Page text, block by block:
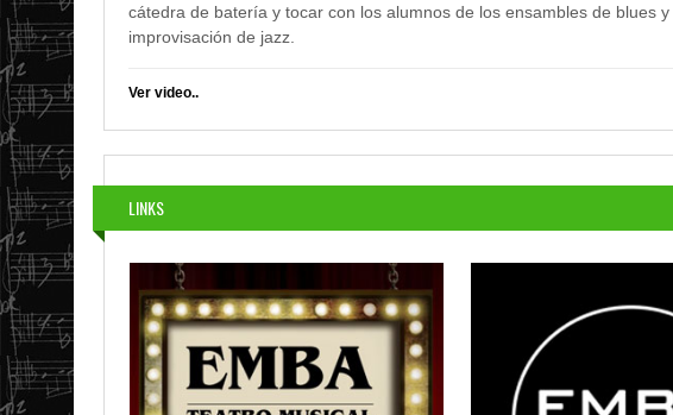
cátedra de batería y tocar con los alumnos de los ensambles de blues y
improvisación de jazz
Ver video..
LINKS